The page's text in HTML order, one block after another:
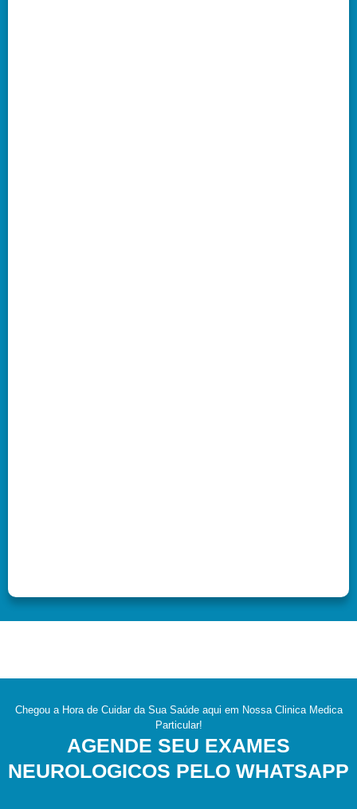
Chegou a Hora de Cuidar da Sua Saúde aqui em Nossa Clinica Medica
Particular!
AGENDE SEU EXAMES
NEUROLOGICOS PELO WHATSAPP